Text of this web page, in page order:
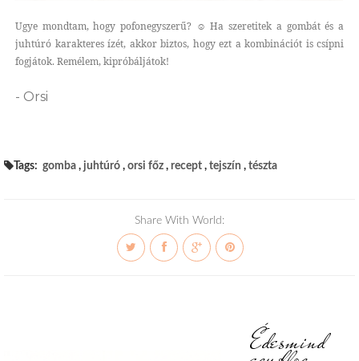
Ugye mondtam, hogy pofonegyszerű? ☺ Ha szeretitek a gombát és a
juhtúró karakteres ízét, akkor biztos, hogy ezt a kombinációt is csípni
fogjátok. Remélem, kipróbáljátok!
- Orsi
Tags: gomba , juhtúró , orsi főz , recept , tejszín , tészta
Share With World:
Édesmind